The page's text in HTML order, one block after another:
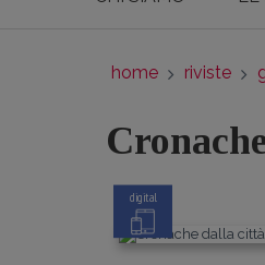
home riviste
digital